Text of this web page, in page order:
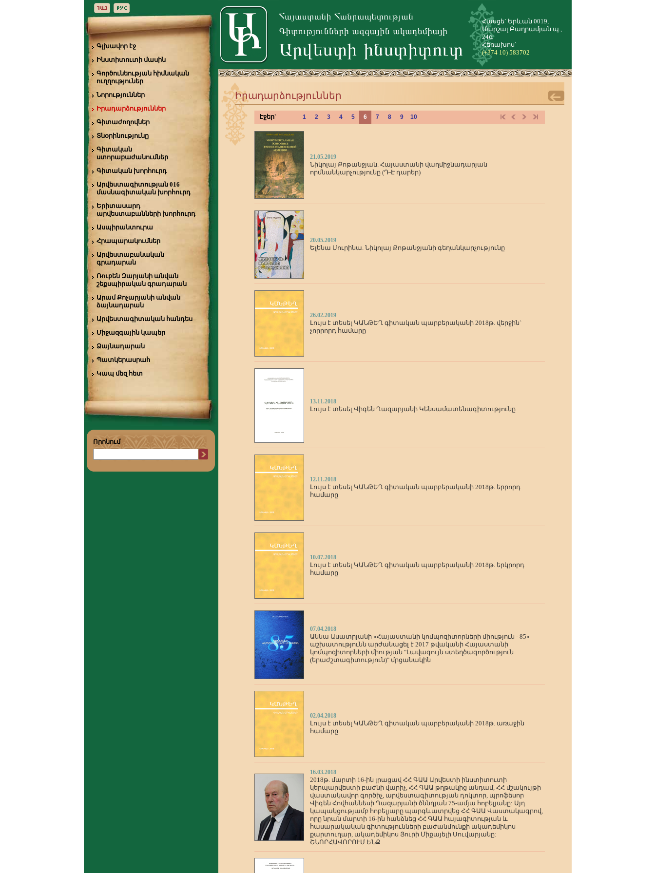
Գլխավոր էջ
Ինստիտուտի մասին
Գործունեության հիմնական
ուղղություներ
Նորություններ
Իրադարձություններ
Գիտաժողովներ
Տնօրինությունը
Գիտական
ստորաբաժանումներ
Գիտական խորհուրդ
Արվեստագիտության 016
մասնագիտական խորհուրդ
Երիտասարդ
արվեստաբանների խորհուրդ
Ասպիրանտուրա
Հրապարակումներ
Արվեստաբանական
գրադարան
Ռուբեն Զարյանի անվան
շեքսպիրական գրադարան
Արամ Քոչարյանի անվան
ձայնադարան
Արվեստագիտական հանդես
Միջազգային կապեր
Ձայնադարան
Պատկերասրահ
Կապ մեզ հետ
Որոնում
Հասցե` Երևան 0019,
Մարշալ Բաղրամյան պ.,
24գ
Հեռախոս`
(+374 10) 583702
Իրադարձություններ
Էջեր` 1 2 3 4 5 6 7 8 9 10
21.05.2019
Նիկոլայ Քոթանջյան. Հայաստանի վաղմիջնադարյան
որմնանկարչությունը (Դ-Է դարեր)
20.05.2019
Ելենա Մուրինա. Նիկոլայ Քոթանջյանի գեղանկարչությունը
26.02.2019
Լույս է տեսել ԿԱՆԹԵՂ գիտական պարբերականի 2018թ. վերջին`
չորրորդ համարը
13.11.2018
Լույս է տեսել Վիգեն Ղազարյանի Կենսամատենագիտությունը
12.11.2018
Լույս է տեսել ԿԱՆԹԵՂ գիտական պարբերականի 2018թ. երրորդ
համարը
10.07.2018
Լույս է տեսել ԿԱՆԹԵՂ գիտական պարբերականի 2018թ. երկրորդ
համարը
07.04.2018
Աննա Ասատրյանի «Հայաստանի կոմպոզիտորների միություն - 85»
աշխատությունն արժանացել է 2017 թվականի Հայաստանի
կոմպոզիտորների միության "Լավագույն ստեղծագործություն
(երաժշտագիտություն)" մրցանակին
02.04.2018
Լույս է տեսել ԿԱՆԹԵՂ գիտական պարբերականի 2018թ. առաջին
համարը
16.03.2018
2018թ. մարտի 16-ին լրացավ ՀՀ ԳԱԱ Արվեստի ինստիտուտի
կերպարվեստի բաժնի վարիչ, ՀՀ ԳԱԱ թղթակից անդամ, ՀՀ մշակույթի
վաստակավոր գործիչ, արվեստագիտության դոկտոր, պրոֆեսոր
Վիգեն Հովհաննեսի Ղազարյանի ծննդյան 75-ամյա հոբելյանը: Այդ
կապակցությամբ հոբելյարը պարգևատրվեց ՀՀ ԳԱԱ Վաստակագրով,
որը նրան մարտի 16-ին հանձնեց ՀՀ ԳԱԱ հայագիտության և
հասարակական գիտությունների բաժանմունքի ակադեմիկոս
քարտուղար, ակադեմիկոս Յուրի Միքայելի Սուվարյանը:
ՇՆՈՐՀԱՎՈՐՈՒՄ ԵՆՔ